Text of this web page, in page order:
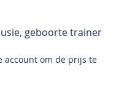
geboorte trainer
account om de prijs te